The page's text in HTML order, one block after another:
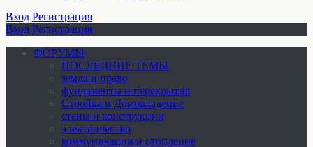
Вход Регистрация
Вход Регистрация
ФОРУМЫ
ПОСЛЕДНИЕ ТЕМЫ
земля и право
фундаменты и перекрытия
Стройка и Домовладение
стены и конструкции
электричество
коммуникации и отопление